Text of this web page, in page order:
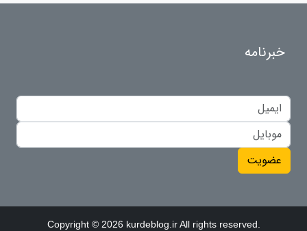
خبرنامه
عضویت
Copyright © 2026 kurdeblog.ir All rights reserved.